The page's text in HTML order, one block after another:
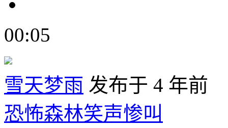
00:05
雪天梦雨 发布于 4 年前
恐怖森林笑声惨叫